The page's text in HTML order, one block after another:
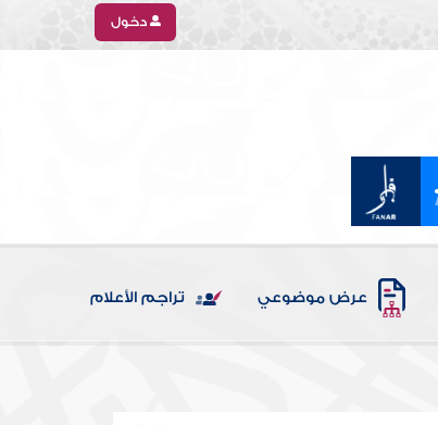
دخول
عرض موضوعي تراجم الأعلام